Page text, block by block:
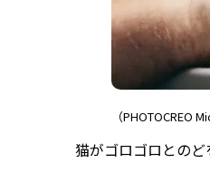
（PHOTOCREO
猫がゴロゴロとの